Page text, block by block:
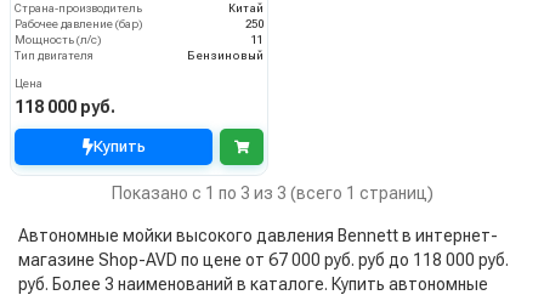
Страна-производитель
Китай
Рабочее давление (бар)
250
Мощность (л/с)
11
Тип двигателя
Бензиновый
Цена
118 000 руб.
Купить
Показано с 1 по 3 из 3 (всего 1 страниц)
Автономные мойки высокого давления Bennett в интернет-
магазине Shop-AVD по цене от 67 000 руб. руб до 118 000 руб.
руб. Более 3 наименований в каталоге. Купить автономные